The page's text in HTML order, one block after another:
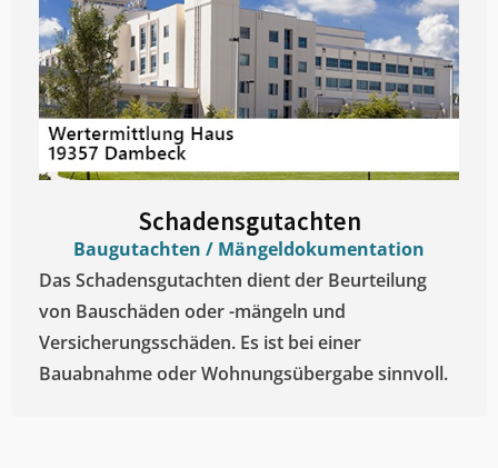
Schadensgutachten
Baugutachten / Mängeldokumentation
Das Schadensgutachten dient der Beurteilung
von Bauschäden oder -mängeln und
Versicherungsschäden. Es ist bei einer
Bauabnahme oder Wohnungsübergabe sinnvoll.